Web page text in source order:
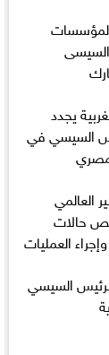
السيسى
يجدد
السيسي في
العالمي
حالات
العمليات